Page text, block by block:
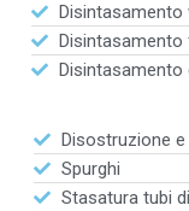
Disostruzione
Spurghi
Stasatura tubi